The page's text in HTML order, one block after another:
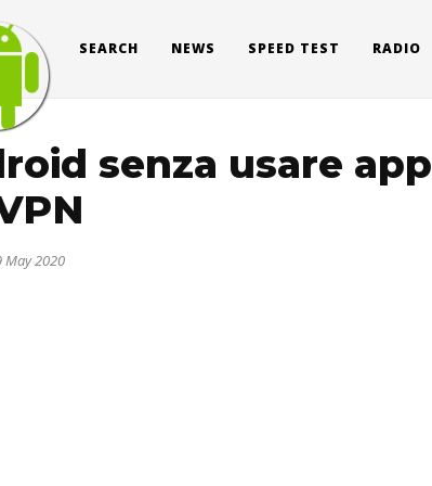
SEARCH NEWS SPEED TEST RADIO
senza usare app
May 2020